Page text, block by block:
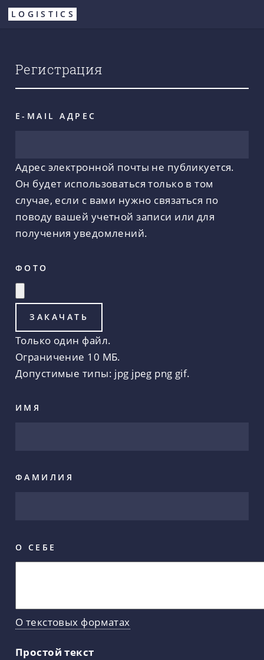
Перейти
LOGISTICS
Регистрация
E-MAIL АДРЕС
Адрес электронной почты не публикуется.
Он будет использоваться только в том
случае, если с вами нужно связаться по
поводу вашей учетной записи или для
получения уведомлений.
ФОТО
Только один файл.
Ограничение 10 МБ.
Допустимые типы: jpg jpeg png gif.
ИМЯ
ФАМИЛИЯ
О СЕБЕ
О текстовых форматах
Простой текст